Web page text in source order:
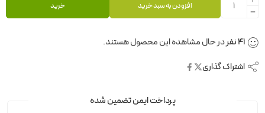
افزودن به سبد خرید خرید
41نفردر حال مشاهده این محصول هستند.
اشتراک گذاری
پرداخت ایمن تضمین شده